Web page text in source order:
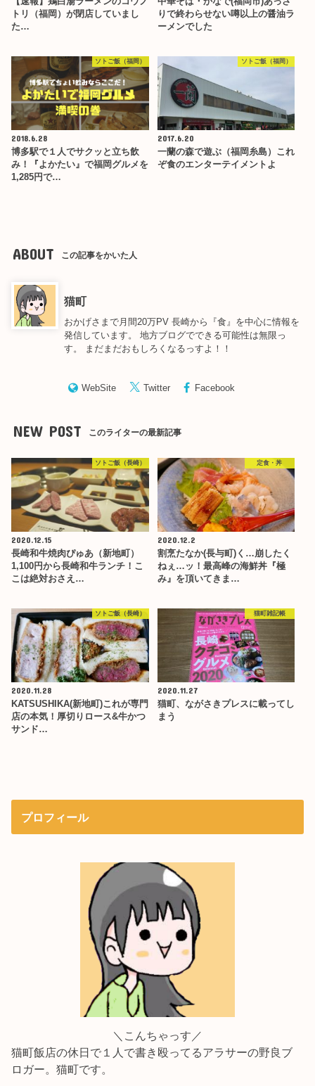
トリ（福岡）が閉店していまし
た…
りで終わらせない噂以上の醤油ラ
ーメンでした
ソトご飯（福岡）
2018.6.28
博多駅で１人でサクッと立ち飲
み！『よかたい』で福岡グルメを
1,285円で…
ソトご飯（福岡）
2017.6.20
一蘭の森で遊ぶ（福岡糸島）これ
ぞ食のエンターテイメントよ
ABOUT この記事をかいた人
猫町
おかげさまで月間20万PV 長崎から『食』を中心に情報を
発信しています。 地方ブログでできる可能性は無限っ
す。 まだまだおもしろくなるっすよ！！
WebSite Twitter Facebook
NEW POST このライターの最新記事
ソトご飯（長崎）
2020.12.15
長崎和牛焼肉ぴゅあ（新地町）
1,100円から長崎和牛ランチ！こ
こは絶対おさえ…
定食・丼
2020.12.2
割烹たなか(長与町)く…崩したく
ねぇ…ッ！最高峰の海鮮丼『極
み』を頂いてきま…
ソトご飯（長崎）
2020.11.28
KATSUSHIKA(新地町)これが専門
店の本気！厚切りロース&牛かつ
サンド…
猫町雑記帳
2020.11.27
猫町、ながさきプレスに載ってし
まう
プロフィール
＼こんちゃっす／
猫町飯店の休日で１人で書き殴ってるアラサーの野良ブ
ロガー。猫町です。